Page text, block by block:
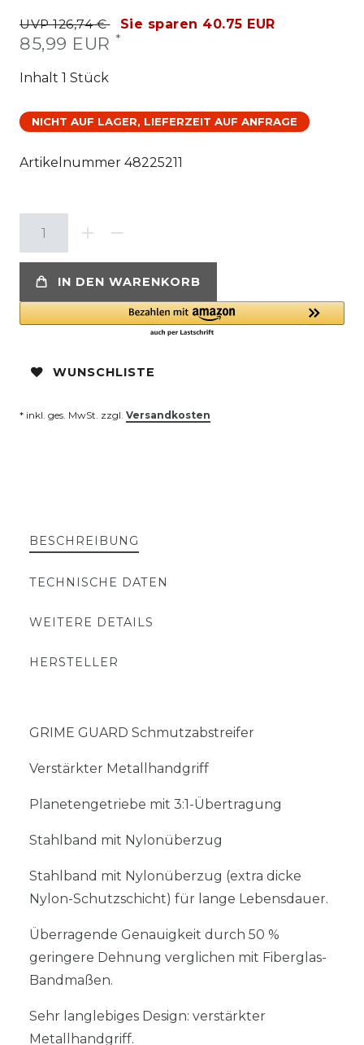
UVP 126,74 € Sie sparen 40.75 EUR
85,99 EUR *
Inhalt 1 Stück
NICHT AUF LAGER, LIEFERZEIT AUF ANFRAGE
Artikelnummer 48225211
IN DEN WARENKORB
WUNSCHLISTE
* inkl. ges. MwSt. zzgl. Versandkosten
BESCHREIBUNG
TECHNISCHE DATEN
WEITERE DETAILS
HERSTELLER
GRIME GUARD Schmutzabstreifer
Verstärkter Metallhandgriff
Planetengetriebe mit 3:1-Übertragung
Stahlband mit Nylonüberzug
Stahlband mit Nylonüberzug (extra dicke
Nylon-Schutzschicht) für lange Lebensdauer.
Überragende Genauigkeit durch 50 %
geringere Dehnung verglichen mit Fiberglas-
Bandmaßen.
Sehr langlebiges Design: verstärkter
Metallhandgriff.